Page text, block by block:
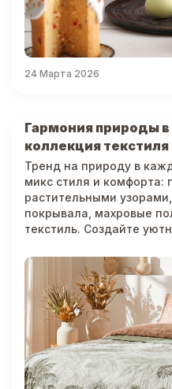
24 Марта 2026
Гармония природы
коллекция
Тренд на природу в
микс стиля и комфорта:
растительными
покрывала, махровые
текстиль. Создайте